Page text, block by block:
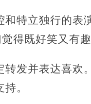
特立独行的表
得既好笑又有趣
发并表达喜欢
持。